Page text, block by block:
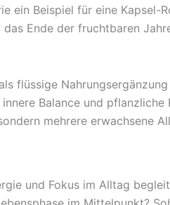
ein Beispiel für eine Kapsel-
Ende der fruchtbaren
flüssige
Balance und
mehrere erwachsene
und Fokus im Alltag